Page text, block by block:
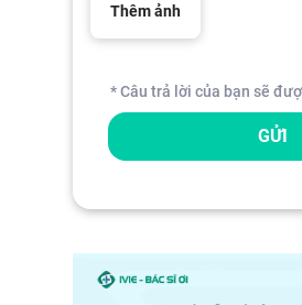
Thêm ảnh
* Câu trả lời của bạn sẽ
GỬI